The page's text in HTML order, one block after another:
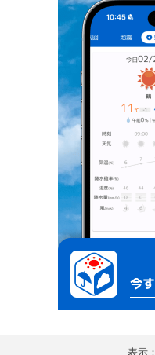
表示：